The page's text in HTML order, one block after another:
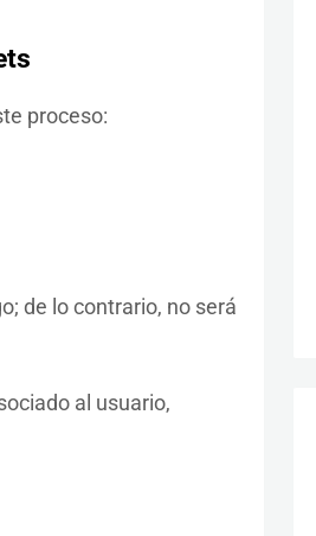
proceso:
de lo contrario, no será
al usuario,